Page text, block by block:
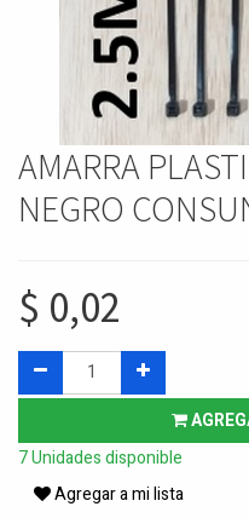
AMARRA
NEGRO
$ 0,02
7 Unidades disponible
Agregar a mi lista